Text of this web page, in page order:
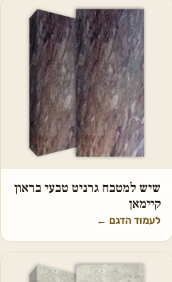
שיש למטבח גרניט טבעי בראון
קיימאן
לעמוד הדגם ←